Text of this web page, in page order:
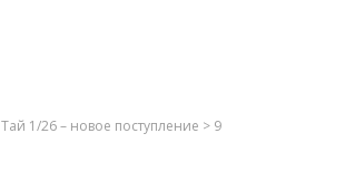
Тай 1/26 – новое поступление > 9